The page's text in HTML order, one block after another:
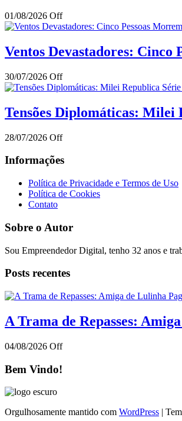
01/08/2026 Off
Ventos Devastadores: Cinco
30/07/2026 Off
Tensões Diplomáticas: Milei
28/07/2026 Off
Informações
Política de Privacidade e Termos de Uso
Política de Cookies
Contato
Sobre o Autor
Sou Empreendedor Digital, tenho 32 anos e
Posts recentes
A Trama de Repasses:
04/08/2026 Off
Bem Vindo!
Orgulhosamente mantido com WordPress |